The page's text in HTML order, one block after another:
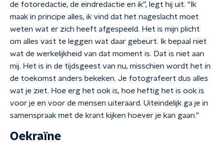
de fotoredactie, de eindredactie en ik”, legt hij uit. “Ik
maak in principe alles, ik vind dat het nageslacht moet
weten wat er zich heeft afgespeeld. Het is mijn plicht
om alles vast te leggen wat daar gebeurt. Ik bepaal niet
wat de werkelijkheid van dat moment is. Dat is niet aan
mij. Het is in de tijdsgeest van nu, misschien wordt het in
de toekomst anders bekeken. Je fotografeert dus alles
wat je ziet. Hoe erg het ook is, hoe heftig het is ook is
voor je en voor de mensen uiteraard. Uiteindelijk ga je in
samenspraak met de krant kijken hoever je kan gaan.”
Oekraïne